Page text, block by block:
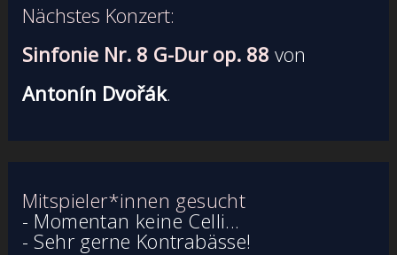
Nächstes Konzert:
Sinfonie Nr. 8 G-Dur op. 88 von
Antonín Dvořák.
Mitspieler*innen gesucht
- Momentan keine Celli...
- Sehr gerne Kontrabässe!